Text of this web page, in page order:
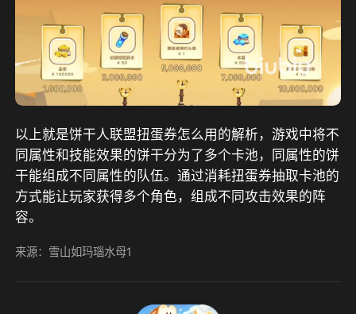
以上就是饼干人联盟扭蛋券怎么用的解析，游戏中将不
同属性和技能效果的饼干分为了多个卡池，同属性的饼
干能组成不同属性的队伍。通过消耗扭蛋券抽取卡池的
方式能让玩家获得多个角色，组成不同攻击效果的阵
容。
来源：雪山如玛瑙水母1